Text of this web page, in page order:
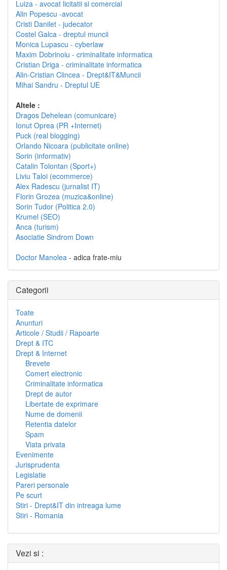
Luiza - avocat licitatii si comercial
Alin Popescu -avocat
Cristi Danilet - judecator
Costel Galca - dreptul muncii
Monica Lupascu - cyberlaw
Maxim Dobrinoiu - criminalitate informatica
Cristian Driga - criminalitate informatica
Alin-Cristian Clincea - Drept&IT&Muncii
Mihai Sandru - Dreptul UE
Altele :
Dragos Dehelean (comunicare)
Ionut Oprea (PR +Internet)
Puck (real blogging)
Orlando Nicoara (publicitate online)
Sorin (informativ)
Catalin Tolontan (Sport+)
Liviu Taloi (ecommerce)
Alex Radescu (jurnalist IT)
Florin Grozea (muzica&online)
Sorin Tudor (Politica 2.0)
Krumel (SEO)
Anca (turism)
Asociatie Sindrom Down
Doctor Manolea - adica frate-miu
Categorii
Toate
Anunturi
Articole / Studii / Rapoarte
Drept & ITC
Drept & Internet
Brevete
Comert electronic
Criminalitate informatica
Drept de autor
Libertate de exprimare
Nume de domenii
Retentia datelor
Spam
Viata privata
Evenimente
Jurisprudenta
Legislatie
Pareri personale
Pe scurt
Stiri - Drept&IT din intreaga lume
Stiri - Romania
Vezi si :